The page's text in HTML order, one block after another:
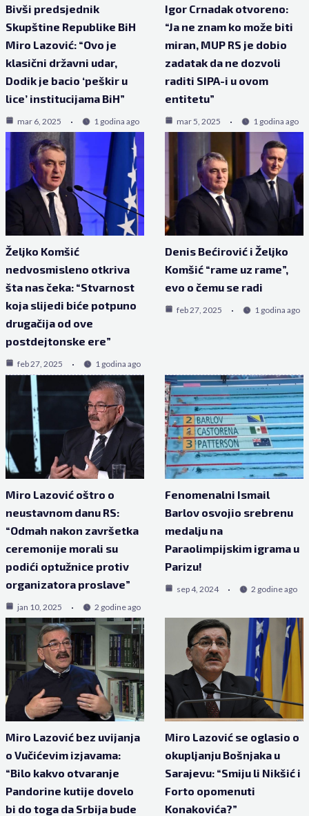
Bivši predsjednik
Skupštine Republike BiH
Miro Lazović: “Ovo je
klasični državni udar,
Dodik je bacio ‘peškir u
lice’ institucijama BiH”
mar 6, 2025 1 godina ago
Igor Crnadak otvoreno:
“Ja ne znam ko može biti
miran, MUP RS je dobio
zadatak da ne dozvoli
raditi SIPA-i u ovom
entitetu”
mar 5, 2025 1 godina ago
Željko Komšić
nedvosmisleno otkriva
šta nas čeka: “Stvarnost
koja slijedi biće potpuno
drugačija od ove
postdejtonske ere”
feb 27, 2025 1 godina ago
Denis Bećirović i Željko
Komšić “rame uz rame”,
evo o čemu se radi
feb 27, 2025 1 godina ago
Miro Lazović oštro o
neustavnom danu RS:
“Odmah nakon završetka
ceremonije morali su
podići optužnice protiv
organizatora proslave”
jan 10, 2025 2 godine ago
Fenomenalni Ismail
Barlov osvojio srebrenu
medalju na
Paraolimpijskim igrama u
Parizu!
sep 4, 2024 2 godine ago
Miro Lazović bez uvijanja
o Vučićevim izjavama:
“Bilo kakvo otvaranje
Pandorine kutije dovelo
bi do toga da Srbija bude
Miro Lazović se oglasio o
okupljanju Bošnjaka u
Sarajevu: “Smiju li Nikšić i
Forto opomenuti
Konakovića?”